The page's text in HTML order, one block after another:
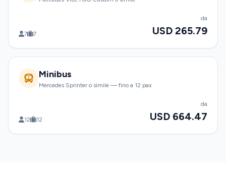
7 7
da
USD 265.79
Minibus
Mercedes Sprinter o simile — fino a 12 pax
12 12
da
USD 664.47